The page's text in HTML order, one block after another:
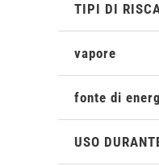
TIPI DI
vapore
fonte di
USO